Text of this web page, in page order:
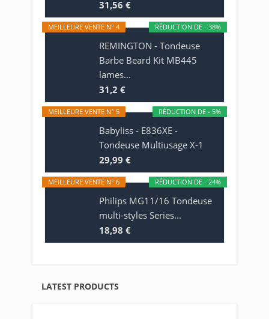
31,56 €
RÉDUCTION DE - 38%
MEILLEURE VENTE N° 4
REMINGTON - Tondeuse
Barbe Beard Kit MB445
lames...
31,2 €
RÉDUCTION DE - 5%
MEILLEURE VENTE N° 5
Babyliss - E836XE -
Tondeuse Multiusage X-1
29,99 €
RÉDUCTION DE - 24%
MEILLEURE VENTE N° 6
Philips MG11/16 Tondeuse
multi-styles Series...
18,98 €
LATEST PRODUCTS